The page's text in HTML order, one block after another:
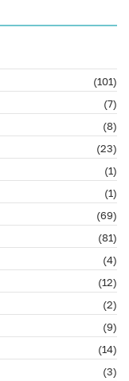
(101)
(7)
(8)
(23)
(1)
(1)
(69)
(81)
(4)
(12)
(2)
(9)
(14)
(3)